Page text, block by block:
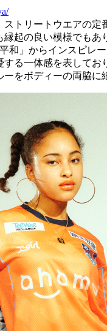
トリートウエアの
起の良い模様でも
和」からインスピレ
る一体感を表して
をボディーの両脇に